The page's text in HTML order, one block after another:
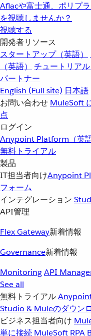
Aflacや富士通、ポリプ
を視聴しませんか？
視聴する
開発者リソース
スタートアップ（英語）
（英語）
チュートリアル
パートナー
English (Full site) 日本語
お問い合わせ MuleSoft
点
ログイン
Anypoint Platform（英
無料トライアル
製品
IT担当者向けAnypoint
フォーム
インテグレーション
API管理
Flex Gateway新着情報
Governance新着情報
MonitoringAPI
See all
無料トライアル
Studio & Muleのダウン
ビジネス担当者向け
単に接続 MuleSoft RPA